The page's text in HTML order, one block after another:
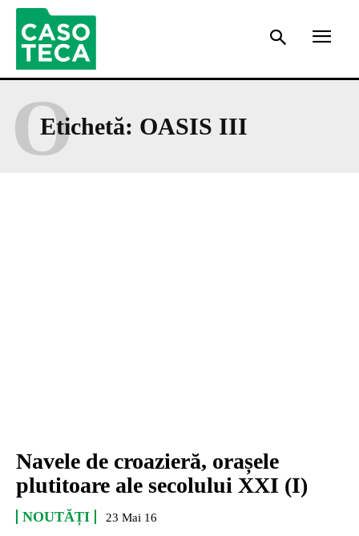
Etichetă: OASIS III
O
Navele de croazieră, orașele
plutitoare ale secolului XXI (I)
NOUTĂȚI 23 Mai 16